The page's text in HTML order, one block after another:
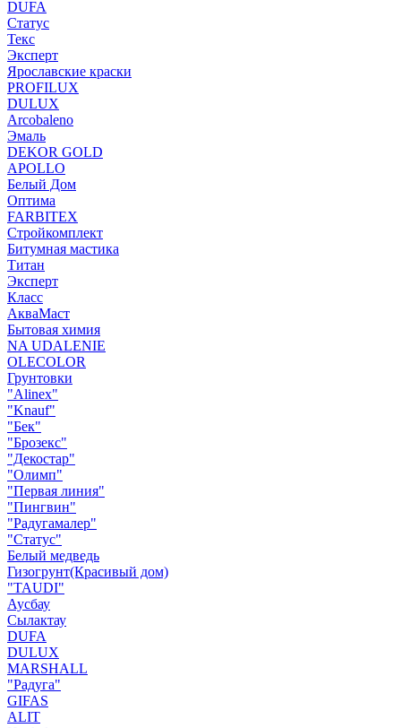
DUFA
Статус
Текс
Эксперт
Ярославские краски
PROFILUX
DULUX
Arcobaleno
Эмаль
DEKOR GOLD
APOLLO
Белый Дом
Оптима
FARBITEX
Стройкомплект
Битумная мастика
Титан
Эксперт
Класс
АкваМаст
Бытовая химия
NA UDALENIE
OLECOLOR
Грунтовки
"Alinex"
"Knauf"
"Бек"
"Брозекс"
"Декостар"
"Олимп"
"Первая линия"
"Пингвин"
"Радугамалер"
"Статус"
Белый медведь
Гизогрунт(Красивый дом)
"TAUDI"
Аусбау
Сылактау
DUFA
DULUX
MARSHALL
"Радуга"
GIFAS
ALIT